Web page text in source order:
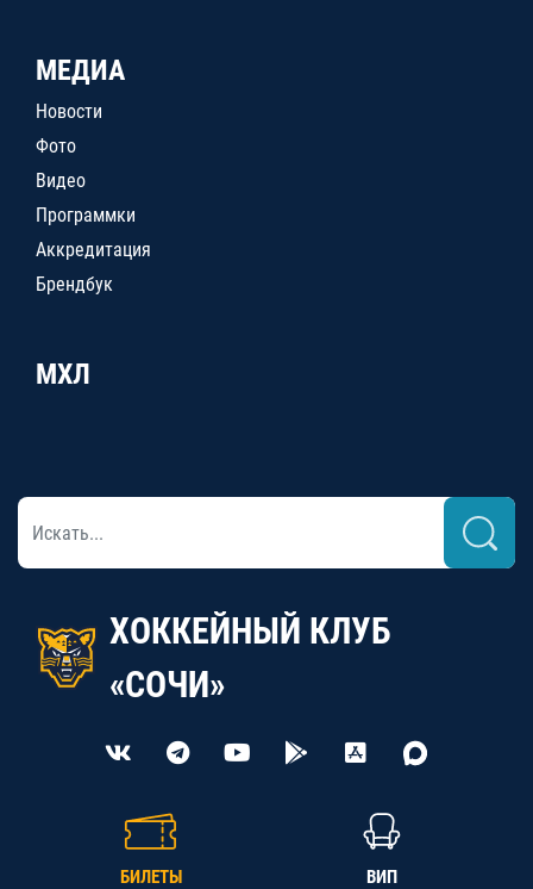
МЕДИА
Новости
Фото
Видео
Программки
Аккредитация
Брендбук
МХЛ
ХОККЕЙНЫЙ КЛУБ
«СОЧИ»
БИЛЕТЫ ВИП